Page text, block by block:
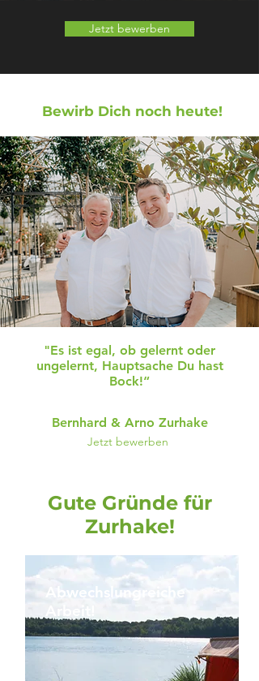
Jetzt bewerben
Bewirb Dich noch heute!
"Es ist egal, ob gelernt oder
ungelernt, Hauptsache Du hast
Bock!“
Bernhard & Arno Zurhake
Jetzt bewerben
Gute Gründe für
Zurhake!
Abwechslungreiche
Arbeit!